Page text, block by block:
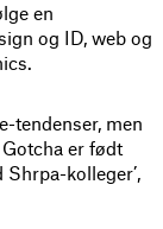
en
og ID, web og
tendenser, men
er født
Shrpa-kolleger’,